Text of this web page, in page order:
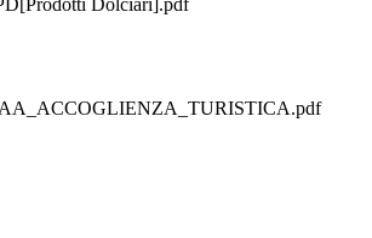
Dolciari].pdf
AA_ACCOGLIENZA_TURISTICA.pdf